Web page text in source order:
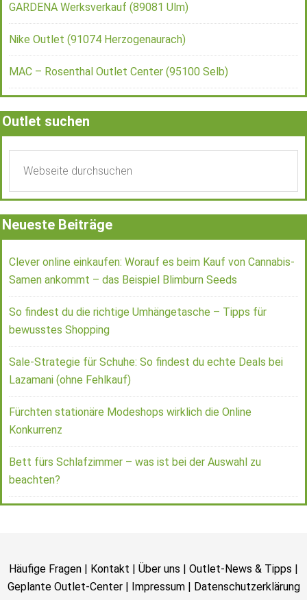
GARDENA Werksverkauf (89081 Ulm)
Nike Outlet (91074 Herzogenaurach)
MAC – Rosenthal Outlet Center (95100 Selb)
Outlet suchen
Neueste Beiträge
Clever online einkaufen: Worauf es beim Kauf von Cannabis-
Samen ankommt – das Beispiel Blimburn Seeds
So findest du die richtige Umhängetasche – Tipps für
bewusstes Shopping
Sale-Strategie für Schuhe: So findest du echte Deals bei
Lazamani (ohne Fehlkauf)
Fürchten stationäre Modeshops wirklich die Online
Konkurrenz
Bett fürs Schlafzimmer – was ist bei der Auswahl zu
beachten?
Häufige Fragen | Kontakt | Über uns | Outlet-News & Tipps |
Geplante Outlet-Center| Impressum| Datenschutzerklärung